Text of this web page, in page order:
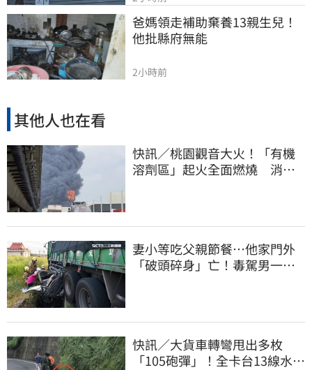
爸媽領走補助棄養13親生兒！
他批縣府無能
2小時前
其他人也在看
快訊／桃園觀音大火！「有機
溶劑區」起火全面燃燒 消
妻小等吃父親節餐⋯他家門外
「破頭碎身」亡！毒駕男一路
快訊／大貨車轉彎甩出多枚
「105砲彈」！全卡台13線水